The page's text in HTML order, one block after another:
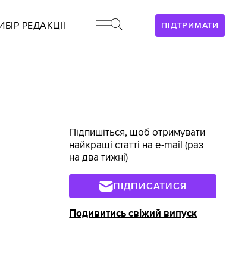
ПІДТРИМАТИ
РЕДАКЦІЇ
Підпишіться, щоб отримувати
найкращі статті на e-mail (раз
на два тижні)
ПІДПИСАТИСЯ
Подивитись свіжий випуск